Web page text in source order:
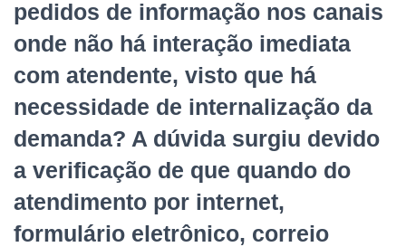
pedidos de informação nos canais
onde não há interação imediata
com atendente, visto que há
necessidade de internalização da
demanda? A dúvida surgiu devido
a verificação de que quando do
atendimento por internet,
formulário eletrônico, correio